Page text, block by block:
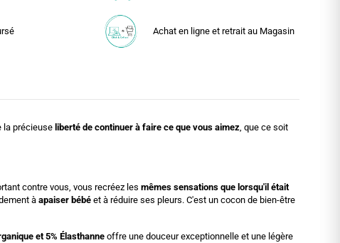
Achat en ligne et retrait au Magasin
la précieuse liberté de continuer à faire ce que vous aimez, que ce soit
contre vous, vous recréez les mêmes sensations que lorsqu'il était
à apaiser bébé et à réduire ses pleurs. C'est un cocon de bien-être
et 5% Élasthanne offre une douceur exceptionnelle et une légère